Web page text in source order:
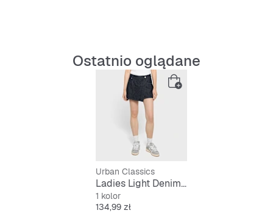
Ostatnio oglądane
Urban Classics
Ladies Light Denim Skort
1 kolor
Cena
134,99 zł